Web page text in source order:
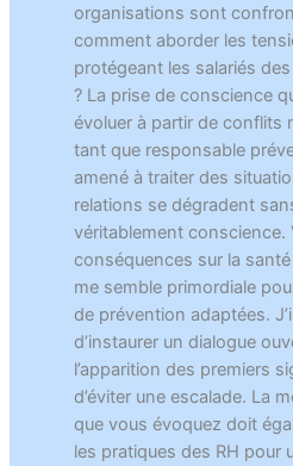
organisations sont
comment aborder les
protégeant les salariés
? La prise de conscience
évoluer à partir de conflits
tant que responsable
amené à traiter des
relations se dégradent
véritablement conscience.
conséquences sur la
me semble primordiale
de prévention adaptées.
d’instaurer un dialogue
l’apparition des premiers
d’éviter une escalade. La
que vous évoquez doit
les pratiques des RH pour